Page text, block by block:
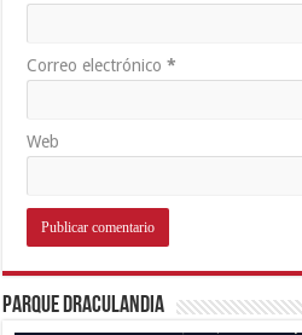
Correo electrónico*
Web
Parque Draculandia